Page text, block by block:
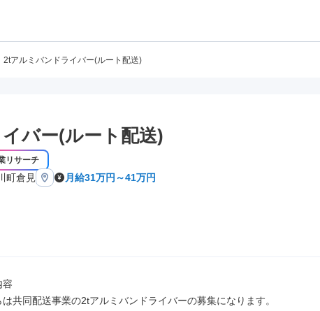
2tアルミバンドライバー(ルート配送)
バー(ルート配送)
リサーチ
町倉見 月給31万円～41万円
容
は共同配送事業の2tアルミバンドライバーの募集になります。